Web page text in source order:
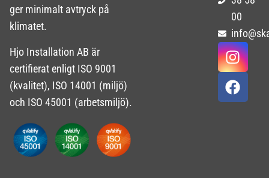
ger minimalt avtryck på
klimatet.
Hjo Installation AB är
certifierat enligt ISO 9001
(kvalitet), ISO 14001 (miljö)
och ISO 45001 (arbetsmiljö).
00